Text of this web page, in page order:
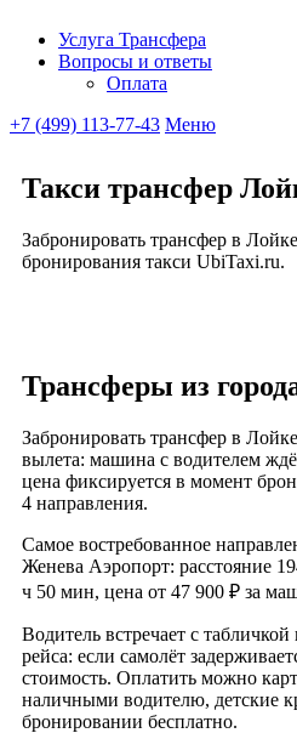
Ubitaxi
Услуга Трансфера
Вопросы и ответы
Оплата
+7 (499) 113-77-43 Меню
Такси трансфер
Забронировать трансфер в
бронирования такси UbiTaxi.ru.
Трансферы из
Забронировать трансфер в
вылета: машина с водителем
цена фиксируется в момент
4 направления.
Самое востребованное
Женева Аэропорт: расстояние
ч 50 мин, цена от 47 900 ₽ за
Водитель встречает с
рейса: если самолёт
стоимость. Оплатить можно
наличными водителю, детские
бронировании бесплатно.